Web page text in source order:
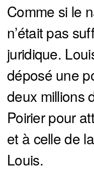
Comme si le
n’était pas
juridique.
déposé une
deux millions
Poirier pour
et à celle de
Louis.